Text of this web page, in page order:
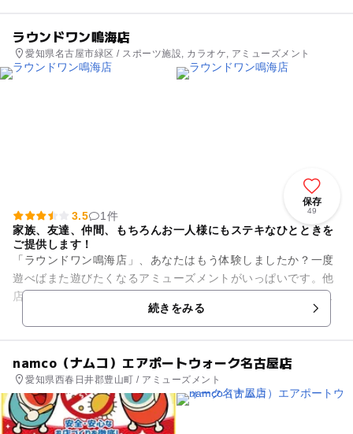
ラウンドワン鳴海店
愛知県名古屋市緑区 / スポーツ施設, カラオケ, アミューズメント
保存
49
3.5
1件
家族、友達、仲間、もちろんお一人様にもステキなひとときを
ご提供します！
「ラウンドワン鳴海店」、あなたはもう体験しましたか？一度
遊べばまた遊びたくなるアミューズメントがいっぱいです。他
店にはないイベントが盛りだくさんのボウリング。最新機種と
楽しいしかけがいっぱいのカ...続きをみる
namco（ナムコ）エアポートウォーク名古屋店
愛知県西春日井郡豊山町 / アミューズメント